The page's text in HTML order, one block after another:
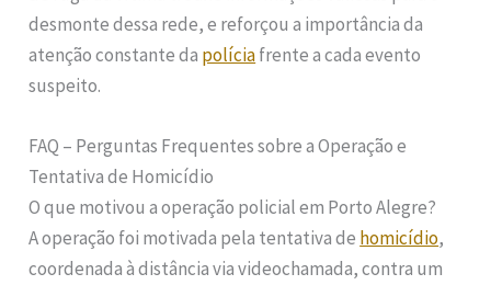
desmonte dessa rede, e reforçou a importância da
atenção constante da políciafrente a cada evento
suspeito.
FAQ – Perguntas Frequentes sobre a Operação e
Tentativa de Homicídio
O que motivou a operação policial em Porto Alegre?
A operação foi motivada pela tentativa de homicídio,
coordenada à distância via videochamada, contra um